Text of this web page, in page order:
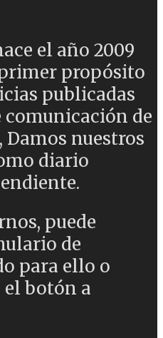
el año 2009
propósito
publicadas
comunicación de
Damos nuestros
diario
puede
de
para ello o
botón a